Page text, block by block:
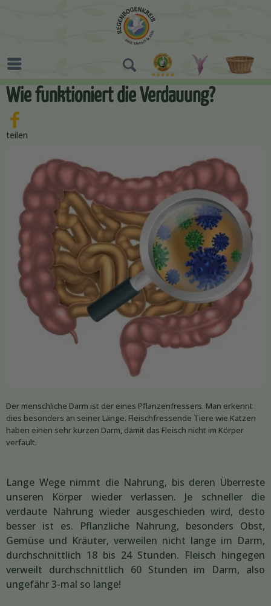
Wie funktioniert die Verdauung?
teilen
Der menschliche Darm ist der eines Pflanzenfressers. Man erkennt
dies besonders an seiner Länge. Fleischfressende Tiere wie Katzen
haben einen sehr kurzen Darm, damit das Fleisch nicht im Körper
verfault.
Lange Wege nimmt die Nahrung, bis deren Überreste
unseren Körper wieder verlassen. Je schneller die
verdaute Nahrung wieder ausgeschieden wird, desto
besser ist es. Pflanzliche Nahrung, besonders Obst,
Gemüse und Kräuter, verweilen nicht lange im Darm,
durchschnittlich 18 bis 24 Stunden. Fleisch hingegen
verweilt durchschnittlich 60 Stunden im Darm, also
ungefähr 3-mal so lange!